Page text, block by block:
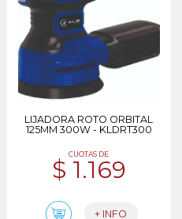
LIJADORA ROTO ORBITAL
125MM 300W - KLDRT300
CUOTAS DE
$ 1.169
+ INFO